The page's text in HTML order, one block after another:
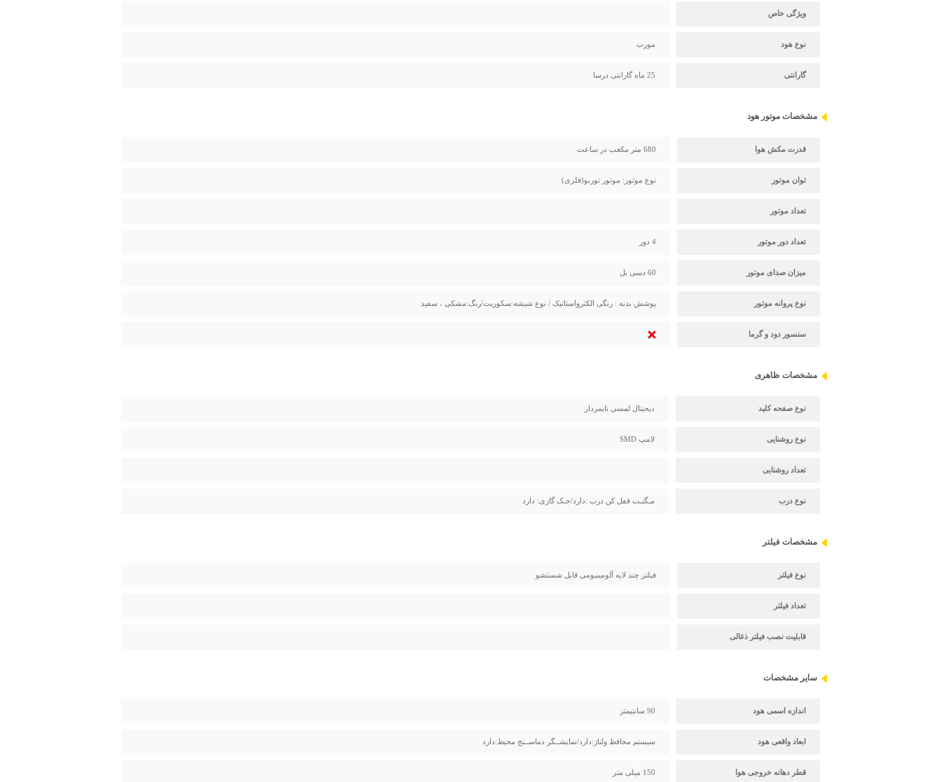
ویژگی خاص
نوع هود مورب
گارانتی 25 ماه گارانتی درسا
مشخصات موتور هود
قدرت مکش هوا 680 متر مکعب در ساعت
توان موتور نوع موتور: موتور توربو(فلزی)
تعداد موتور
تعداد دور موتور 4 دور
میزان صدای موتور 60 دسی بل
نوع پروانه موتور پوشش بدنه : رنگی الکترواستاتیک / نوع شیشه:سکوریت/رنگ:مشکی ، سفید
سنسور دود و گرما
مشخصات ظاهری
نوع صفحه کلید دیجیتال لمسی تایمردار
نوع روشنایی لامپ SMD
تعداد روشنایی
نوع درب مـگنـت قفل کن درب :دارد/جـک گازی: دارد
مشخصات فیلتر
نوع فیلتر فبلتر چند لایه آلومینیومی قابل شستشو
تعداد فیلتر
قابلیت نصب فیلتر ذغالی
سایر مشخصات
اندازه اسمی هود 90 سانتیمتر
ابعاد واقعی هود سیستم محافظ ولتاژ:دارد/نمایشــگر دماســنج محیط:دارد
قطر دهانه خروجی هوا 150 میلی متر